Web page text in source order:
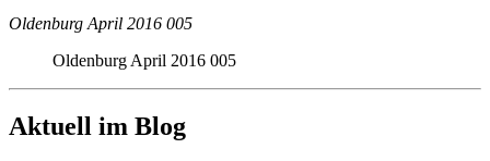
Oldenburg April 2016 005
Oldenburg April 2016 005
Aktuell im Blog